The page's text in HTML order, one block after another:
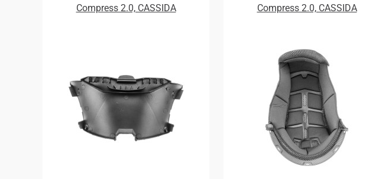
Compress 2.0, CASSIDA
Compress 2.0, CASSIDA